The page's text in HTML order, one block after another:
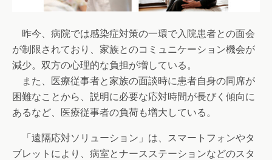
昨今、病院では感染症対策の一環で入院患者との面会
が制限されており、家族とのコミュニケーション機会が
減少。双方の心理的な負担が増している。
また、医療従事者と家族の面談時に患者自身の同席が
困難なことから、説明に必要な応対時間が長びく傾向に
あるなど、医療従事者の負荷も増大している。
「遠隔応対ソリューション」は、スマートフォンやタ
ブレットにより、病室とナースステーションなどのスタ